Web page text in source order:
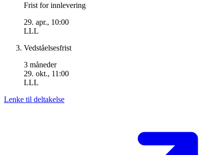
Frist for innlevering
29. apr., 10:00
LLL
Vedståelsesfrist
3 måneder
29. okt., 11:00
LLL
Lenke til deltakelse